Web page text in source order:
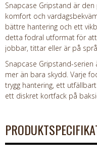
Snapcase Gripstand är
komfort och
bättre hantering och ett
detta fodral utformat för
jobbar, tittar eller är på
Snapcase Gripstand-
mer än bara skydd. Varje
trygg hantering, ett
ett diskret kortfack på